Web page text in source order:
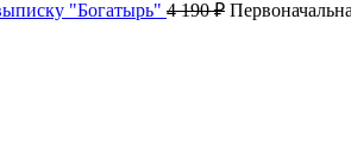
"Богатырь" 4 190₽